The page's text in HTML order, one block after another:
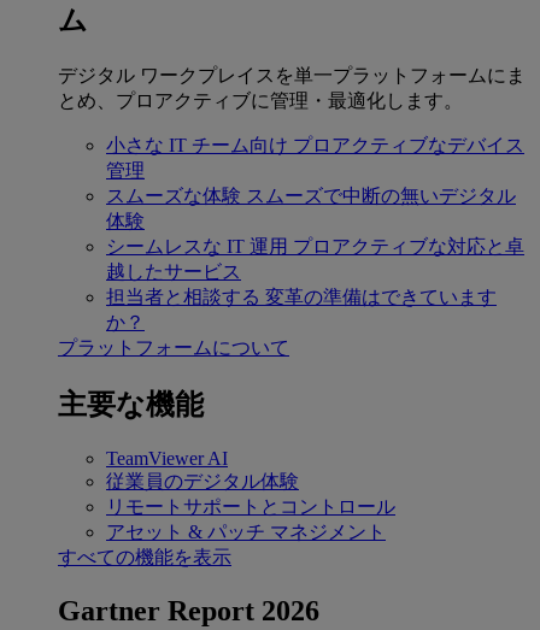
ム
デジタル ワークプレイスを単一プラットフォームにま
とめ、プロアクティブに管理・最適化します。
小さな IT チーム向け プロアクティブなデバイス
管理
スムーズな体験 スムーズで中断の無いデジタル
体験
シームレスな IT 運用 プロアクティブな対応と卓
越したサービス
担当者と相談する 変革の準備はできています
か？
プラットフォームについて
主要な機能
TeamViewer AI
従業員のデジタル体験
リモートサポートとコントロール
アセット & パッチ マネジメント
すべての機能を表示
Gartner Report 2026